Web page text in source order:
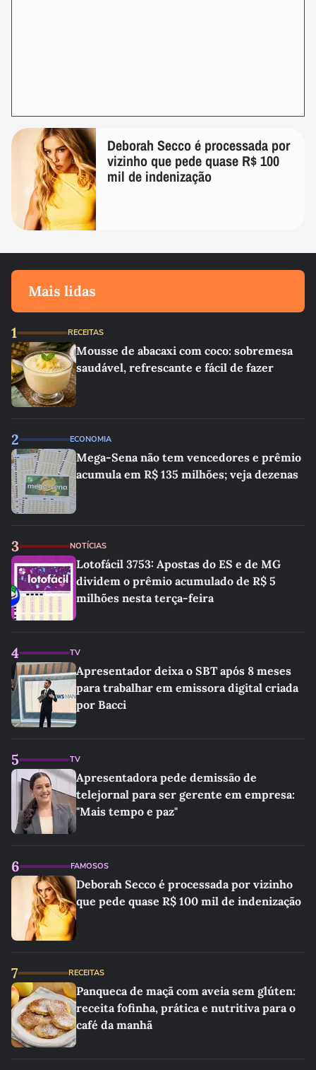
Deborah Secco é processada por
vizinho que pede quase R$ 100
mil de indenização
Mais lidas
1 RECEITAS
Mousse de abacaxi com coco: sobremesa
saudável, refrescante e fácil de fazer
2 ECONOMIA
Mega-Sena não tem vencedores e prêmio
acumula em R$ 135 milhões; veja dezenas
3 NOTÍCIAS
Lotofácil 3753: Apostas do ES e de MG
dividem o prêmio acumulado de R$ 5
milhões nesta terça-feira
4 TV
Apresentador deixa o SBT após 8 meses
para trabalhar em emissora digital criada
por Bacci
5 TV
Apresentadora pede demissão de
telejornal para ser gerente em empresa:
"Mais tempo e paz"
6 FAMOSOS
Deborah Secco é processada por vizinho
que pede quase R$ 100 mil de indenização
7 RECEITAS
Panqueca de maçã com aveia sem glúten:
receita fofinha, prática e nutritiva para o
café da manhã